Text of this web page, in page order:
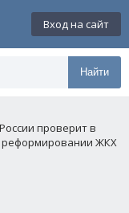
Вход на сайт
Найти
проверит в
реформировании ЖКХ